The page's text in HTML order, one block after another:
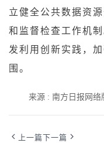
立健全公共数据资
和监督检查工作机
发利用创新实践，
围。
来源 : 南方日报网络
上一篇下一篇